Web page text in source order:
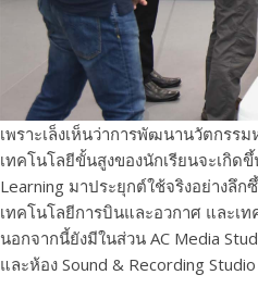
เพราะเล็งเห็นว่าการพัฒนานวัตกรร
เทคโนโลยีขั้นสูงของนักเรียนจะเกิด
Learning มาประยุกต์ใช้จริงอย่างลึ
เทคโนโลยีการบินและอวกาศ และเ
นอกจากนี้ยังมีในส่วน AC Media
และห้อง Sound & Recording